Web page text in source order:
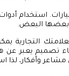
استخدام
بعضها البعض.
لعلامتك
تصميم يعبر عن
وأفكار، لذا